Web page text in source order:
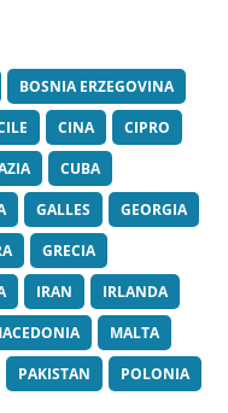
BOSNIA ERZEGOVINA
CINA
CIPRO
CUBA
GALLES
GEORGIA
GRECIA
IRAN
IRLANDA
MALTA
PAKISTAN
POLONIA